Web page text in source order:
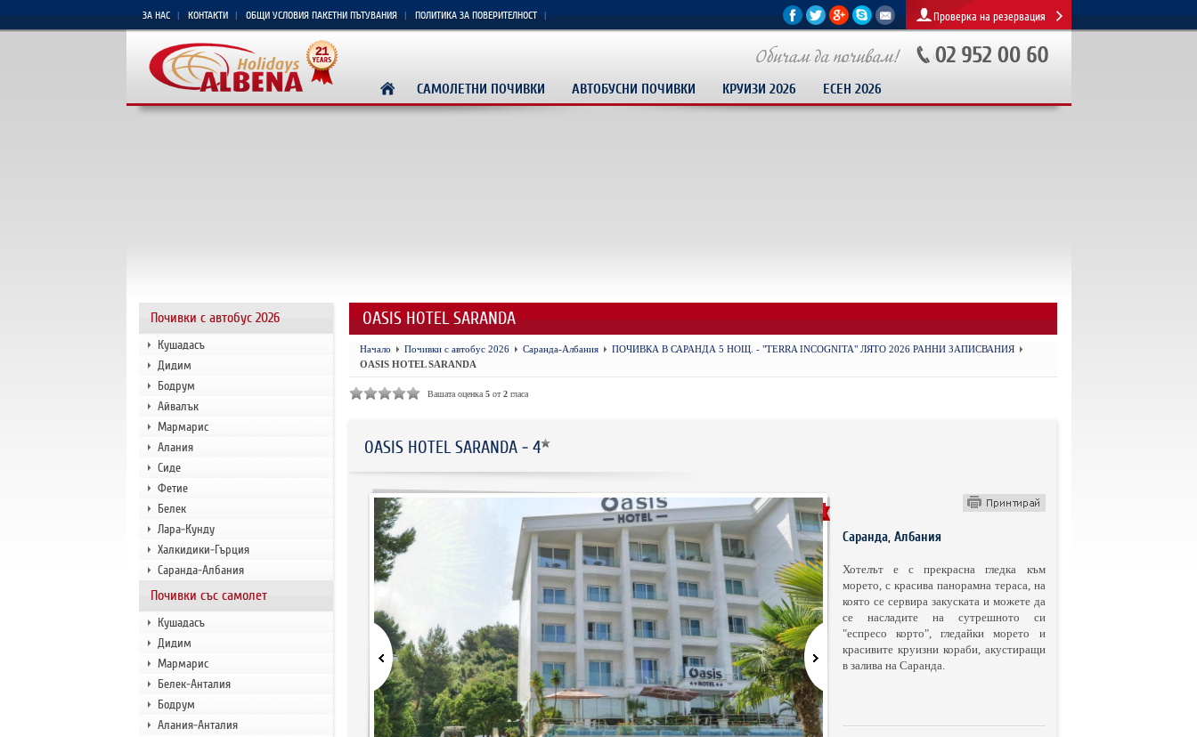
ЗА НАС КОНТАКТИ ОБЩИ УСЛОВИЯ ПАКЕТНИ ПЪТУВАНИЯ ПОЛИТИКА ЗА ПОВЕРИТЕЛНОСТ Проверка на резервация
САМОЛЕТНИ ПОЧИВКИ АВТОБУСНИ ПОЧИВКИ КРУИЗИ 2026 ЕСЕН 2026
Почивки с автобус 2026
Кушадасъ
Дидим
Бодрум
Айвалък
Мармарис
Алания
Сиде
Фетие
Белек
Лара-Кунду
Халкидики-Гърция
Саранда-Албания
Почивки със самолет
Кушадасъ
Дидим
Мармарис
Белек-Анталия
Бодрум
Алания-Анталия
OASIS HOTEL SARANDA
Начало Почивки с автобус 2026 Саранда-Албания
ПОЧИВКА В САРАНДА 5 НОЩ. - "TERRA INCOGNITA" ЛЯТО 2026 РАННИ ЗАПИСВАНИЯ
OASIS HOTEL SARANDA
Вашата оценка 5от2гласа
OASIS HOTEL SARANDA - 4
БУТИКОВ ХОТЕЛ
Саранда, Албания
Хотелът е с прекрасна гледка към
морето, с красива панорамна тераса, на
която се сервира закуската и можете да
се насладите на сутрешното си
"еспресо корто", гледайки морето и
красивите круизни кораби, акустиращи
в залива на Саранда.